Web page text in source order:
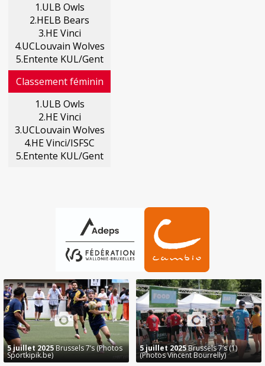
1.ULB Owls
2.HELB Bears
3.HE Vinci
4.UCLouvain Wolves
5.Entente KUL/Gent
Classement féminin
1.ULB Owls
2.HE Vinci
3.UCLouvain Wolves
4.HE Vinci/ISFSC
5.Entente KUL/Gent
5 juillet 2025Brussels 7’s (Photos
Sportkipik.be)
5 juillet 2025Brussels 7’s (1)
(Photos Vincent Bourrelly)